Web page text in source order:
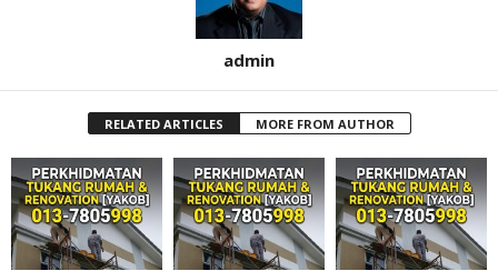
admin
RELATED ARTICLES MORE FROM AUTHOR